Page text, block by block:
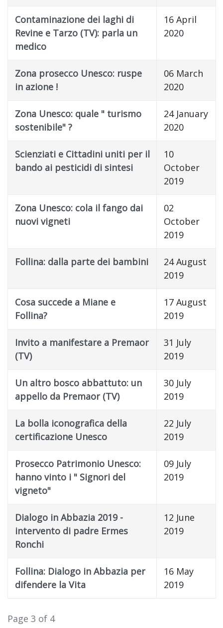
Contaminazione dei laghi di
Revine e Tarzo (TV): parla un
medico
16 April
2020
Zona prosecco Unesco: ruspe
in azione !
06 March
2020
Zona Unesco: quale " turismo
sostenibile" ?
24 January
2020
Scienziati e Cittadini uniti per il
bando ai pesticidi di sintesi
10
October
2019
Zona Unesco: cola il fango dai
nuovi vigneti
02
October
2019
Follina: dalla parte dei bambini
24 August
2019
Cosa succede a Miane e
Follina?
17 August
2019
Invito a manifestare a Premaor
(TV)
31 July
2019
Un altro bosco abbattuto: un
appello da Premaor (TV)
30 July
2019
La bolla iconografica della
certificazione Unesco
22 July
2019
Prosecco Patrimonio Unesco:
hanno vinto i " Signori del
vigneto"
09 July
2019
Dialogo in Abbazia 2019 -
intervento di padre Ermes
Ronchi
12 June
2019
Follina: Dialogo in Abbazia per
difendere la Vita
16 May
2019
Page 3 of 4